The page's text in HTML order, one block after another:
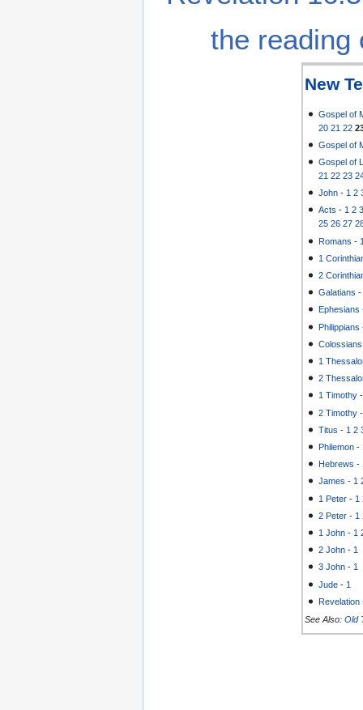
the reading
New
Gospel of
20 21 22
Gospel of
Gospel of
21 22 23
John - 1 2
Acts -1 2
25 26 27
Romans -
1
2
Galatians
Ephesians
Philippians
Colossians
1
2
1 Timothy
2 Timothy
Titus - 1 2
Philemon -
Hebrews -
James -1
1 Peter - 1
2 Peter - 1
1 John - 1
2 John - 1
3 John -1
Jude - 1
Revelation
See Also: Old